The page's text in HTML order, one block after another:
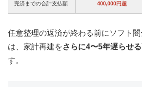
完済までの合計支払額 400,000円超
任意整理の返済が終わる前にソフト
は、家計再建をさらに4〜5年遅らせる
す。